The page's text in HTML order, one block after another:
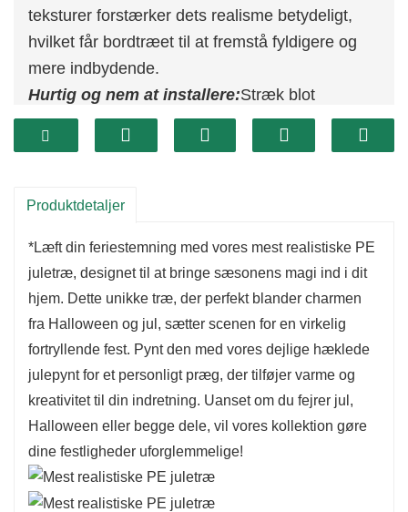
teksturer forstærker dets realisme betydeligt,
hvilket får bordtræet til at fremstå fyldigere og
mere indbydende.
Hurtig og nem at installere:Stræk blot
trægrenene ud for at sikre, at de er jævnt
fordelt, og tilføj derefter dine dekorationer. Du
minutter! Dens kompakte design gør det nemt at
minimalt.
Produktdetaljer
*Læft din feriestemning med vores mest realistiske PE
juletræ, designet til at bringe sæsonens magi ind i dit
hjem. Dette unikke træ, der perfekt blander charmen
fra Halloween og jul, sætter scenen for en virkelig
fortryllende fest. Pynt den med vores dejlige hæklede
julepynt for et personligt præg, der tilføjer varme og
kreativitet til din indretning. Uanset om du fejrer jul,
Halloween eller begge dele, vil vores kollektion gøre
dine festligheder uforglemmelige!